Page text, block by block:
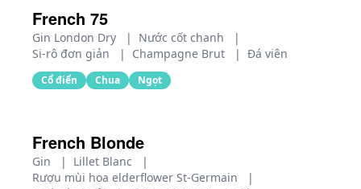
French 75
Gin London Dry | Nước cốt chanh
|
Si-rô đơn giản
| Champagne Brut | Đá viên
Cổ điển Chua Ngọt
French Blonde
Gin | Lillet Blanc
|
Rượu mùi hoa elderflower St-Germain
|